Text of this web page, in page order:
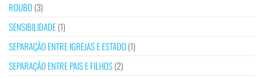
ROUBO (3)
SENSIBILIDADE(1)
SEPARAÇÃO ENTRE IGREJAS E ESTADO (1)
SEPARAÇÃO ENTRE PAIS E FILHOS(2)